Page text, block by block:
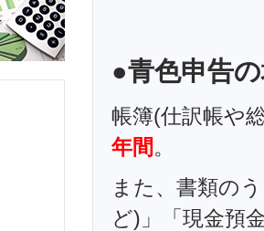
●青色申告
帳簿(仕訳帳や
年間。
また、書類の
ど)」「現金預